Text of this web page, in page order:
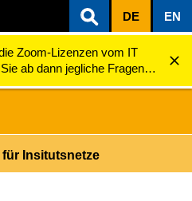
DE EN
Zoom-Lizenzen vom IT
ab dann jegliche Fragen
mit dem Login) an
Insitutsnetze